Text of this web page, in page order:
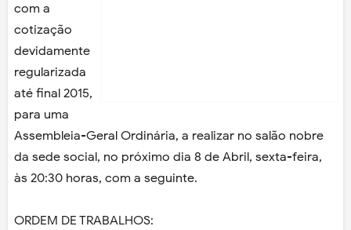
com a
cotização
devidamente
regularizada
até final 2015,
para uma
Assembleia-Geral Ordinária, a realizar no salão nobre
da sede social, no próximo dia 8 de Abril, sexta-feira,
às 20:30 horas, com a seguinte.
ORDEM DE TRABALHOS: